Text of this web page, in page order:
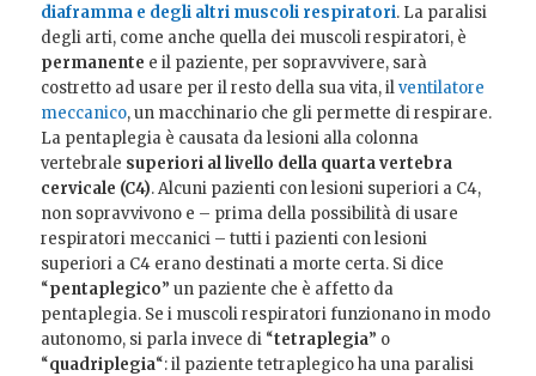
diaframma e degli altri muscoli respiratori. La paralisi
degli arti, come anche quella dei muscoli respiratori, è
permanente e il paziente, per sopravvivere, sarà
costretto ad usare per il resto della sua vita, ilventilatore
meccanico, un macchinario che gli permette di respirare.
La pentaplegia è causata da lesioni alla colonna
vertebrale superiori al livello della quarta vertebra
cervicale (C4). Alcuni pazienti con lesioni superiori a C4,
non sopravvivono e – prima della possibilità di usare
respiratori meccanici – tutti i pazienti con lesioni
superiori a C4 erano destinati a morte certa. Si dice
“pentaplegico” un paziente che è affetto da
pentaplegia. Se i muscoli respiratori funzionano in modo
autonomo, si parla invece di “tetraplegia” o
“quadriplegia“: il paziente tetraplegico ha una paralisi